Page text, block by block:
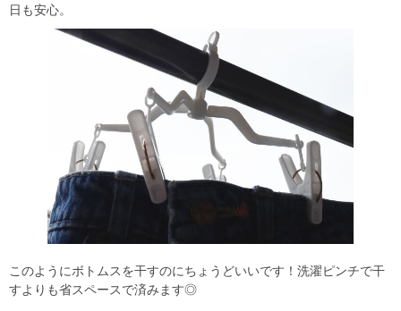
日も安心。
このようにボトムスを干すのにちょうどいいです！洗濯ピンチで干
すよりも省スペースで済みます◎